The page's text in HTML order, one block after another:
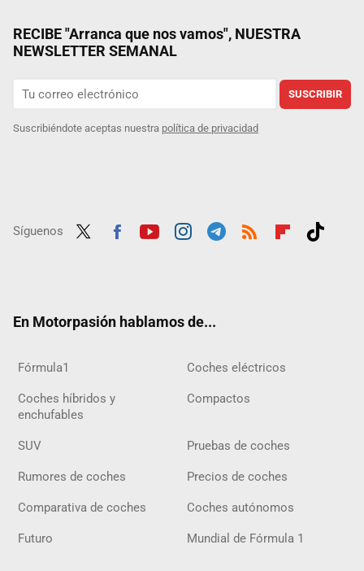
RECIBE "Arranca que nos vamos", NUESTRA
NEWSLETTER SEMANAL
SUSCRIBIR
Suscribiéndote aceptas nuestra política de privacidad
Síguenos
En Motorpasión hablamos de...
Fórmula1 Coches eléctricos
Coches híbridos y
enchufables
Compactos
SUV Pruebas de coches
Rumores de coches Precios de coches
Comparativa de coches Coches autónomos
Futuro Mundial de Fórmula 1